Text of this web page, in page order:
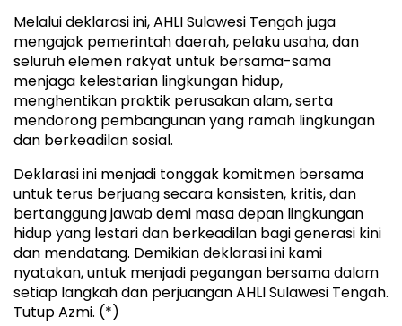
Melalui deklarasi ini, AHLI Sulawesi Tengah juga
mengajak pemerintah daerah, pelaku usaha, dan
seluruh elemen rakyat untuk bersama-sama
menjaga kelestarian lingkungan hidup,
menghentikan praktik perusakan alam, serta
mendorong pembangunan yang ramah lingkungan
dan berkeadilan sosial.
Deklarasi ini menjadi tonggak komitmen bersama
untuk terus berjuang secara konsisten, kritis, dan
bertanggung jawab demi masa depan lingkungan
hidup yang lestari dan berkeadilan bagi generasi kini
dan mendatang. Demikian deklarasi ini kami
nyatakan, untuk menjadi pegangan bersama dalam
setiap langkah dan perjuangan AHLI Sulawesi Tengah.
Tutup Azmi. (*)